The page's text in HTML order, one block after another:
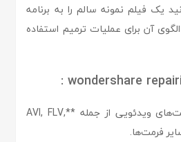
یک فیلم نمونه سالم را به برنامه
الگوی آن برای عملیات ترمیم استفاده
– پشتیبانی از تمام فرمت‌های ویدئویی از جمله **AVI, FLV,